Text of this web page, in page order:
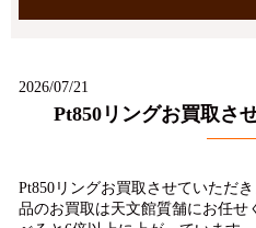
2026/07/21
Pt850リングお買取さ
Pt850リングお買取させていただ
品のお買取は天文館質舗にお任せ